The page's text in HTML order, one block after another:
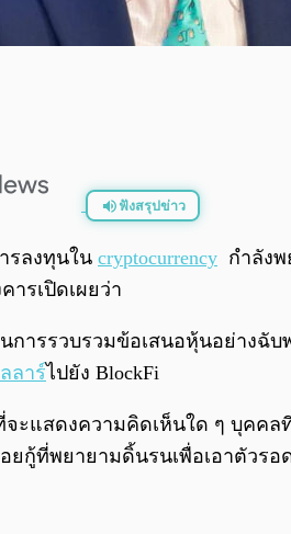
ฟังสรุปข่าว
รลงทุนใน cryptocurrency กำลัง
ารเปิดเผยว่า
นการรวบรวมข้อเสนอหุ้นอย่าง
ลาร์ไปยัง BlockFi
ที่จะแสดงความคิดเห็นใด ๆ บุค
ยกู้ที่พยายามดิ้นรนเพื่อเอาตัวรอ